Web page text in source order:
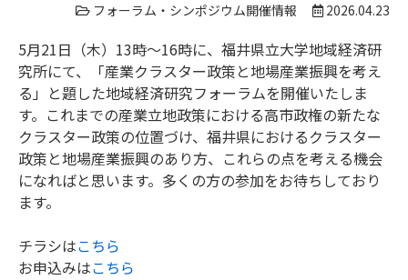
フォーラム・シンポジウム開催情報 2026.04.23
5月21日（木）13時～16時に、福井県立大学地域経済研
究所にて、「産業クラスター政策と地場産業振興を考え
る」と題した地域経済研究フォーラムを開催いたしま
す。これまでの産業立地政策における高市政権の新たな
クラスター政策の位置づけ、福井県におけるクラスター
政策と地場産業振興のあり方、これらの点を考える機会
になればと思います。多くの方の参加をお待ちしており
ます。
チラシはこちら
お申込みはこちら